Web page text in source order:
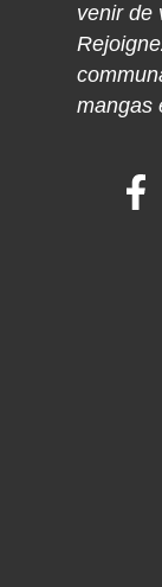
venir de
mangas